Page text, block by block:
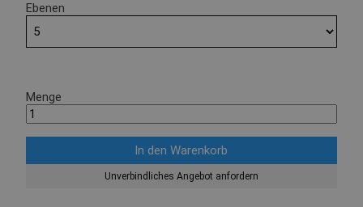
Ebenen
Menge
Unverbindliches Angebot anfordern